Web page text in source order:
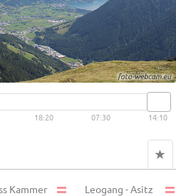
→ View
18:20 07:30 14:10
Kammer Leogang - Asitz